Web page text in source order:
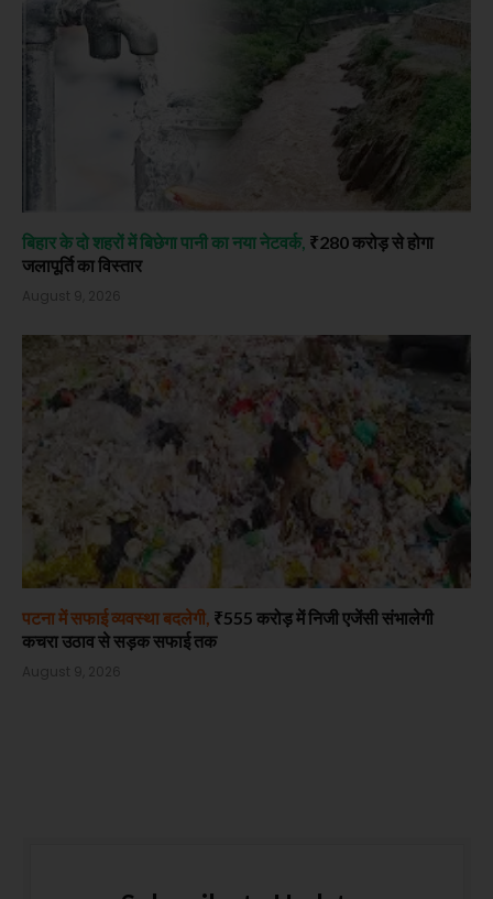
बिहार के दो शहरों में बिछेगा पानी का नया नेटवर्क, ₹280 करोड़ से होगा
जलापूर्ति का विस्तार
August 9, 2026
पटना में सफाई व्यवस्था बदलेगी, ₹555 करोड़ में निजी एजेंसी संभालेगी
कचरा उठाव से सड़क सफाई तक
August 9, 2026